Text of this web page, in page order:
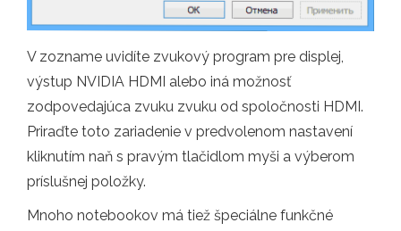
V zozname uvidíte zvukový program pre displej,
výstup NVIDIA HDMI alebo iná možnosť
zodpovedajúca zvuku zvuku od spoločnosti HDMI.
Priraďte toto zariadenie v predvolenom nastavení
kliknutím naň s pravým tlačidlom myši a výberom
príslušnej položky.
Mnoho notebookov má tiež špeciálne funkčné